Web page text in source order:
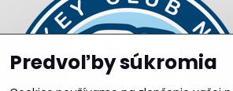
Predvoľby súkromia